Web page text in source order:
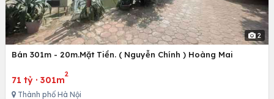
2
Bán 301m - 20m.Mặt Tiền. ( Nguyễn Chính ) Hoàng Mai
71 tỷ · 301m
2
Thành phố Hà Nội